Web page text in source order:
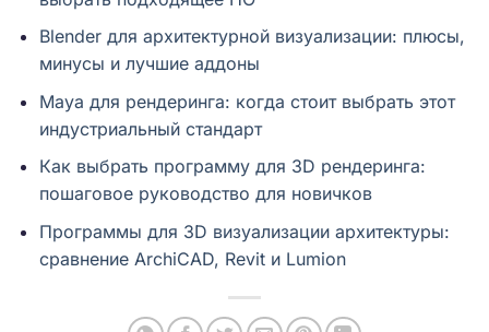
Blender для архитектурной визуализации: плюсы,
минусы и лучшие аддоны
Maya для рендеринга: когда стоит выбрать этот
индустриальный стандарт
Как выбрать программу для 3D рендеринга:
пошаговое руководство для новичков
Программы для 3D визуализации архитектуры:
сравнение ArchiCAD, Revit и Lumion